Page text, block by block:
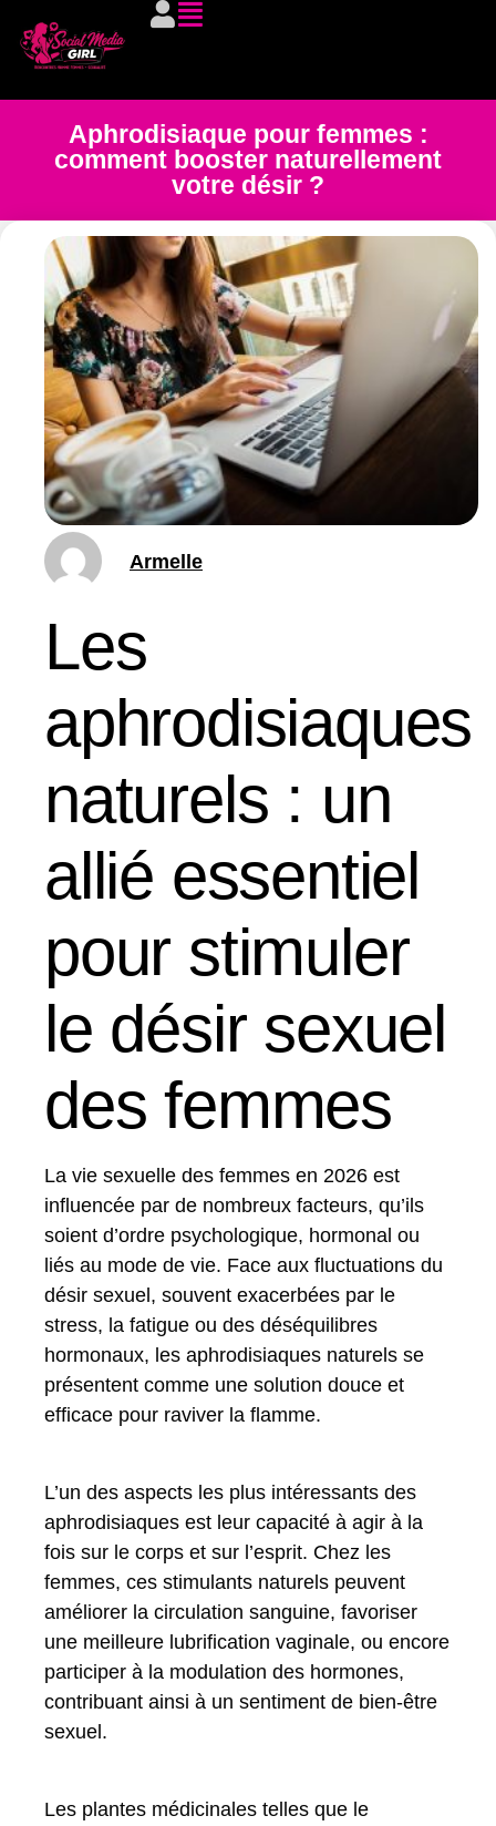
Aphrodisiaque pour femmes :
comment booster naturellement
votre désir ?
Armelle
Les
aphrodisiaques
naturels : un
allié essentiel
pour stimuler
le désir sexuel
des femmes
La vie sexuelle des femmes en 2026 est
influencée par de nombreux facteurs, qu’ils
soient d’ordre psychologique, hormonal ou
liés au mode de vie. Face aux fluctuations du
désir sexuel, souvent exacerbées par le
stress, la fatigue ou des déséquilibres
hormonaux, les aphrodisiaques naturels se
présentent comme une solution douce et
efficace pour raviver la flamme.
L’un des aspects les plus intéressants des
aphrodisiaques est leur capacité à agir à la
fois sur le corps et sur l’esprit. Chez les
femmes, ces stimulants naturels peuvent
améliorer la circulation sanguine, favoriser
une meilleure lubrification vaginale, ou encore
participer à la modulation des hormones,
contribuant ainsi à un sentiment de bien-être
sexuel.
Les plantes médicinales telles que le